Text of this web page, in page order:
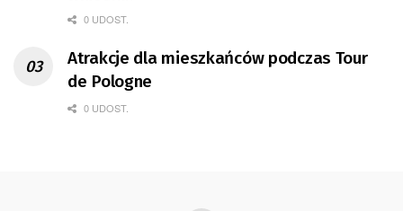
0 UDOST.
Atrakcje dla mieszkańców podczas Tour
de Pologne
0 UDOST.